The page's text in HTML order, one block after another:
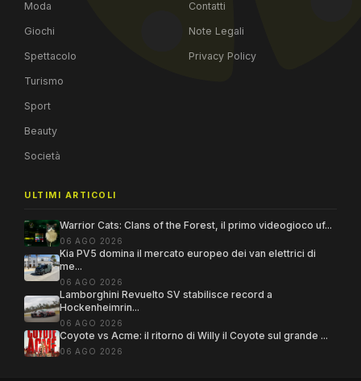
Moda
Giochi
Spettacolo
Turismo
Sport
Beauty
Società
Contatti
Note Legali
Privacy Policy
ULTIMI ARTICOLI
Warrior Cats: Clans of the Forest, il primo videogioco uf...
06 AGO 2026
Kia PV5 domina il mercato europeo dei van elettrici di
me...
06 AGO 2026
Lamborghini Revuelto SV stabilisce record a
Hockenheimrin...
06 AGO 2026
Coyote vs Acme: il ritorno di Willy il Coyote sul grande ...
06 AGO 2026